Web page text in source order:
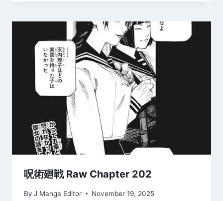
呪術廻戦 Raw Chapter 202
By J Manga Editor November 19, 2025